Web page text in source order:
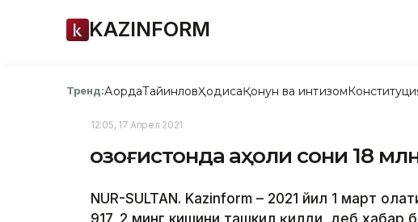
KAZINFORM
Тренд:АқордаТайинловҲодисаҚонун ва интизом
12:05, 17 Апрел 2021
Қозоғистонда аҳоли сони 18
NUR-SULTAN. Kazinform – 2021 йил 1 март
917, 2 минг кишини ташкил қилди, деб хабар